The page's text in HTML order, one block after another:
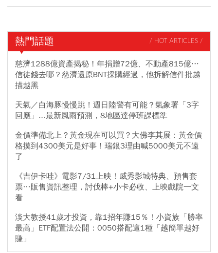
熱門話題 / HOT ARTICLES /
慈濟1288億資產揭秘！年捐贈72億、不動產815億…
信徒錢去哪？慈濟還原BNT採購經過，他拆解信件批越
描越黑
天氣／白海豚慢慢跳！週日陸警有可能？氣象署「3字
回應」...最新風雨預測，8地區達停班課標準
金價準備北上？黃金現在可以買？大佛李其展：黃金價
格摸到4300美元是好事！瑞銀3理由喊5000美元不遠
了
《吉伊卡哇》電影7/31上映！威秀影城特典、預售套
票…販售資訊整理，討伐棒+小卡必收、上映戲院一文
看
淡大教授41歲才投資，靠1招年賺15％！小資族「勝率
最高」ETF配置法公開：0050搭配這1種「越簡單越好
賺」